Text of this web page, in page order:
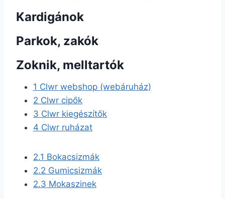
Kardigánok
Parkok, zakók
Zoknik, melltartók
1 Clwr webshop (webáruház)
2 Clwr cipők
3 Clwr kiegészítők
4 Clwr ruházat
2.1 Bokacsizmák
2.2 Gumicsizmák
2.3 Mokaszinek